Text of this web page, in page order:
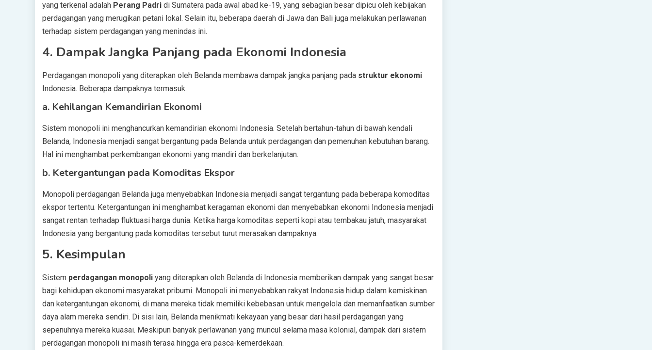
yang terkenal adalah Perang Padri di Sumatera pada awal abad ke-19, yang sebagian besar dipicu oleh kebijakan
perdagangan yang merugikan petani lokal. Selain itu, beberapa daerah di Jawa dan Bali juga melakukan perlawanan
terhadap sistem perdagangan yang menindas ini.
4. Dampak Jangka Panjang pada Ekonomi Indonesia
Perdagangan monopoli yang diterapkan oleh Belanda membawa dampak jangka panjang pada struktur ekonomi
Indonesia. Beberapa dampaknya termasuk:
a. Kehilangan Kemandirian Ekonomi
Sistem monopoli ini menghancurkan kemandirian ekonomi Indonesia. Setelah bertahun-tahun di bawah kendali
Belanda, Indonesia menjadi sangat bergantung pada Belanda untuk perdagangan dan pemenuhan kebutuhan barang.
Hal ini menghambat perkembangan ekonomi yang mandiri dan berkelanjutan.
b. Ketergantungan pada Komoditas Ekspor
Monopoli perdagangan Belanda juga menyebabkan Indonesia menjadi sangat tergantung pada beberapa komoditas
ekspor tertentu. Ketergantungan ini menghambat keragaman ekonomi dan menyebabkan ekonomi Indonesia menjadi
sangat rentan terhadap fluktuasi harga dunia. Ketika harga komoditas seperti kopi atau tembakau jatuh, masyarakat
Indonesia yang bergantung pada komoditas tersebut turut merasakan dampaknya.
5. Kesimpulan
Sistem perdagangan monopoli yang diterapkan oleh Belanda di Indonesia memberikan dampak yang sangat besar
bagi kehidupan ekonomi masyarakat pribumi. Monopoli ini menyebabkan rakyat Indonesia hidup dalam kemiskinan
dan ketergantungan ekonomi, di mana mereka tidak memiliki kebebasan untuk mengelola dan memanfaatkan sumber
daya alam mereka sendiri. Di sisi lain, Belanda menikmati kekayaan yang besar dari hasil perdagangan yang
sepenuhnya mereka kuasai. Meskipun banyak perlawanan yang muncul selama masa kolonial, dampak dari sistem
perdagangan monopoli ini masih terasa hingga era pasca-kemerdekaan.